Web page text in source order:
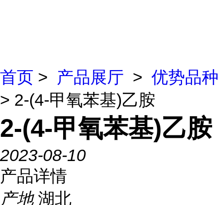
首页 > 产品展厅 > 优势品种
> 2-(4-甲氧苯基)乙胺
2-(4-甲氧苯基)乙胺
2023-08-10
产品详情
产地 湖北